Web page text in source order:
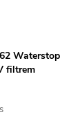
Waterstop
filtrem